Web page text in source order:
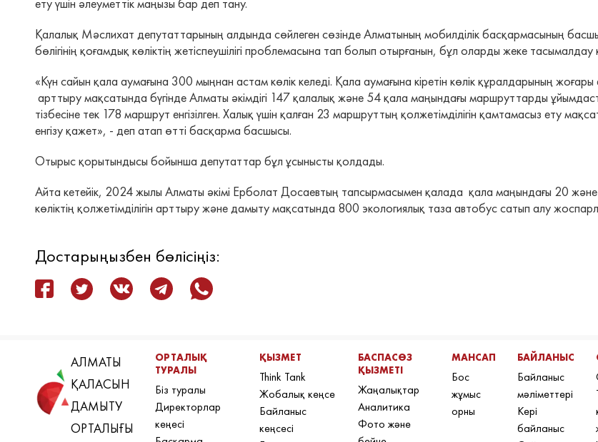
Қалалық Мәслихат депутаттарының алдында сөйлеген сөзінде Алматының мобилділік басқармасының
бөлігінің қоғамдық көліктің жетіспеушілігі проблемасына тап болып отырғанын, бұл оларды жеке
«Күн сайын қала аумағына 300 мыңнан астам көлік келеді. Қала аумағына кіретін көлік құралдарының
арттыру мақсатында бүгінде Алматы әкімдігі 147 қалалық және 54 қала маңындағы маршруттарды
тізбесіне тек 178 маршрут енгізілген. Халық үшін қалған 23 маршруттың қолжетімділігін қамтамасыз ету
енгізу қажет», - деп атап өтті басқарма басшысы.
Отырыс қорытындысы бойынша депутаттар бұл ұсынысты қолдады.
Айта кетейік, 2024 жылы Алматы әкімі Ерболат Досаевтың тапсырмасымен қалада қала маңындағы 20
көліктің қолжетімділігін арттыру және дамыту мақсатында 800 экологиялық таза автобус сатып алу
Достарыңызбен бөлісіңіз:
АЛМАТЫ
ҚАЛАСЫН
ДАМЫТУ
ОРТАЛЫҒЫ
ОРТАЛЫҚ
ТУРАЛЫ
Біз туралы
Директорлар
кеңесі
ҚЫЗМЕТ
Think Tank
Жобалық кеңсе
Байланыс
кеңсесі
БАСПАСӨЗ
ҚЫЗМЕТІ
Жаңалықтар
Аналитика
Фото және
МАНСАП
Бос
жұмыс
орны
БАЙЛАНЫС
Байланыс
мәліметтері
Кері
байланыс